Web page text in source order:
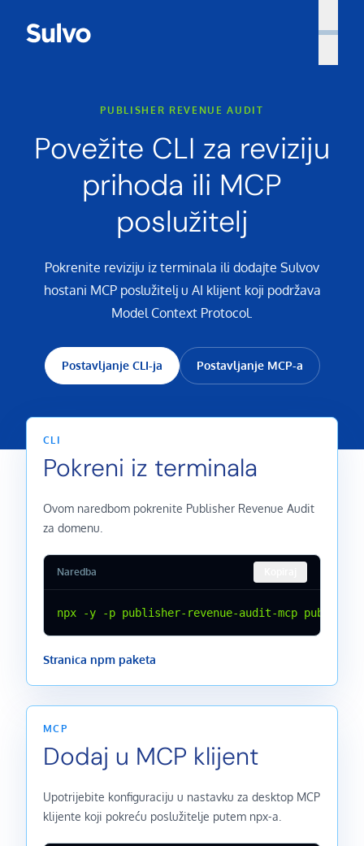
PUBLISHER REVENUE AUDIT
Povežite CLI za reviziju
prihoda ili MCP
poslužitelj
Pokrenite reviziju iz terminala ili dodajte Sulvov
hostani MCP poslužitelj u AI klijent koji podržava
Model Context Protocol.
Postavljanje CLI-ja Postavljanje MCP-a
CLI
Pokreni iz terminala
Ovom naredbom pokrenite Publisher Revenue Audit
za domenu.
Naredba
npx -y -p publisher-revenue-audit-mcp
Stranica npm paketa
MCP
Dodaj u MCP klijent
Upotrijebite konfiguraciju u nastavku za desktop MCP
klijente koji pokreću poslužitelje putem npx-a.